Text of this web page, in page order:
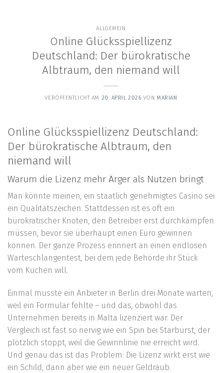
ALLGEMEIN
Online Glücksspiellizenz
Deutschland: Der bürokratische
Albtraum, den niemand will
VERÖFFENTLICHT AM 20. APRIL 2026 VON MARIAN
Online Glücksspiellizenz Deutschland:
Der bürokratische Albtraum, den
niemand will
Warum die Lizenz mehr Ärger als Nutzen bringt
Man könnte meinen, ein staatlich genehmigtes Casino sei
ein Qualitätszeichen. Stattdessen ist es oft ein
bürokratischer Knoten, den Betreiber erst durchkämpfen
müssen, bevor sie überhaupt einen Euro gewinnen
können. Der ganze Prozess erinnert an einen endlosen
Warteschlangentest, bei dem jede Behörde ihr Stück
vom Kuchen will.
Einmal musste ein Anbieter in Berlin drei Monate warten,
weil ein Formular fehlte – und das, obwohl das
Unternehmen bereits in Malta lizenziert war. Der
Vergleich ist fast so nervig wie ein Spin bei Starburst, der
plötzlich stoppt, weil die Gewinnlinie nie erreicht wird.
Und genau das ist das Problem: Die Lizenz wirkt erst wie
ein Schild, dann aber wie ein neuer Geldraub.